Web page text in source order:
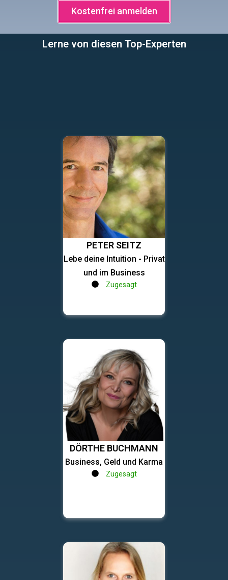
Kostenfrei anmelden
Lerne von diesen Top-Experten
PETER SEITZ
Lebe deine Intuition - Privat
und im Business
Zugesagt
DÖRTHE BUCHMANN
Business, Geld und Karma
Zugesagt